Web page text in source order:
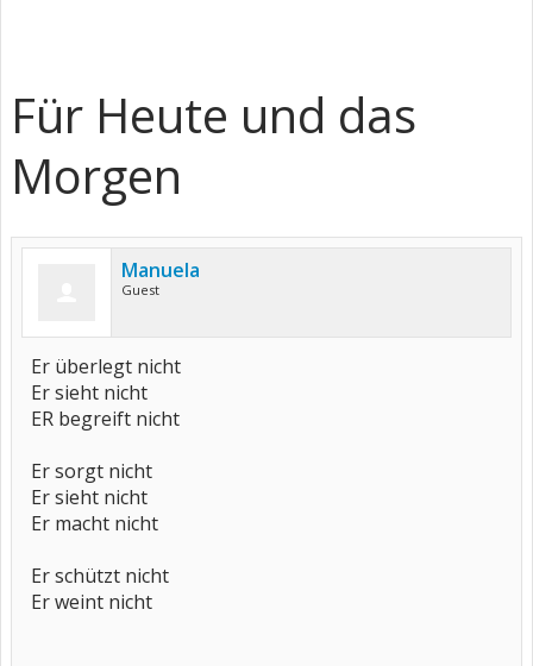
Für Heute und das
Morgen
Manuela
Guest
Er überlegt nicht
Er sieht nicht
ER begreift nicht
Er sorgt nicht
Er sieht nicht
Er macht nicht
Er schützt nicht
Er weint nicht